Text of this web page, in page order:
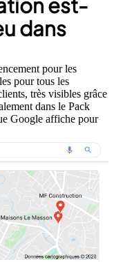
est-
dans
pour les
pour tous les
très visibles grâce
dans le Pack
Google affiche pour